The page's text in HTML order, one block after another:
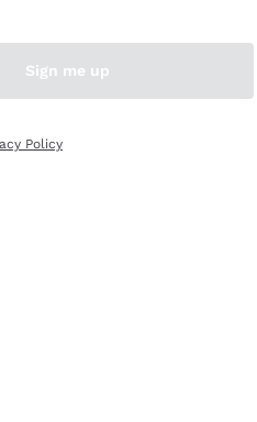
Sign me up
Policy